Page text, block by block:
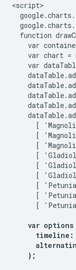
<script>
function
var
var chart =
var
[
[
[
[
[
[
[
[
[
var
    };